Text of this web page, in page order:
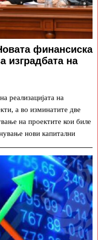
финансиска
изградбата на
реализацијата на
а во изминатите две
на проектите кои биле
нови капитални